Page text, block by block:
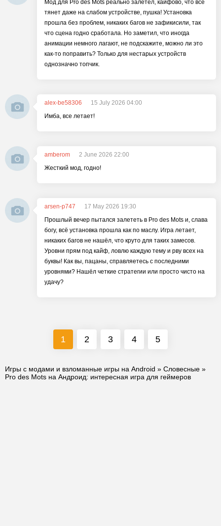
Мод для Pro des Mots реально залетел, кайфово, что все
тянет даже на слабом устройстве, пушка! Установка
прошла без проблем, никаких багов не зафикисили, так
что сцена годно сработала. Но заметил, что иногда
анимации немного лагают, не подскажите, можно ли это
как-то поправить? Только для нестарых устройств
однозначно топчик.
alex-be58306
15 July 2026 04:00
Имба, все летает!
amberom
2 June 2026 22:00
Жесткий мод, годно!
arsen-p747
17 May 2026 19:30
Прошлый вечер пытался залететь в Pro des Mots и, слава
богу, всё установка прошла как по маслу. Игра летает,
никаких багов не нашёл, что круто для таких замесов.
Уровни прям под кайф, ловлю каждую тему и рву всех на
буквы! Как вы, пацаны, справляетесь с последними
уровнями? Нашёл четкие стратегии или просто чисто на
удачу?
1 2 3 4 5
Игры с модами и взломанные игры на Android » Словесные »
Pro des Mots на Андроид: интересная игра для геймеров